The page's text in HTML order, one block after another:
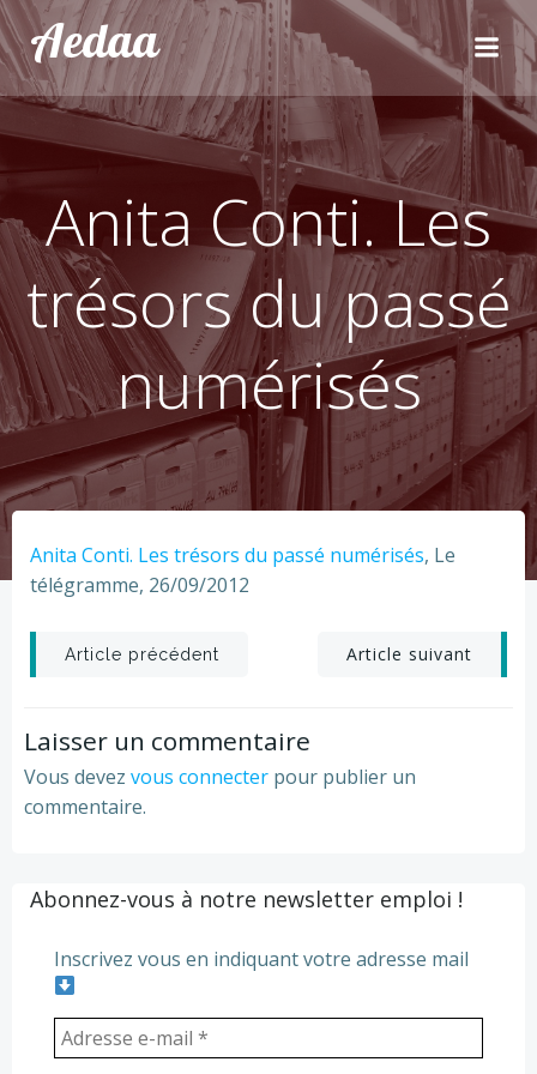
Aller
au
contenu
Aedaa
Anita Conti. Les
trésors du passé
numérisés
Anita Conti. Les trésors du passé numérisés, Le
télégramme, 26/09/2012
Post
navigation
Article précédent
Post
navigation
Article suivant
Laisser un commentaire
Vous devez vous connecter pour publier un
commentaire.
Abonnez-vous à notre newsletter emploi !
Inscrivez vous en indiquant votre adresse mail